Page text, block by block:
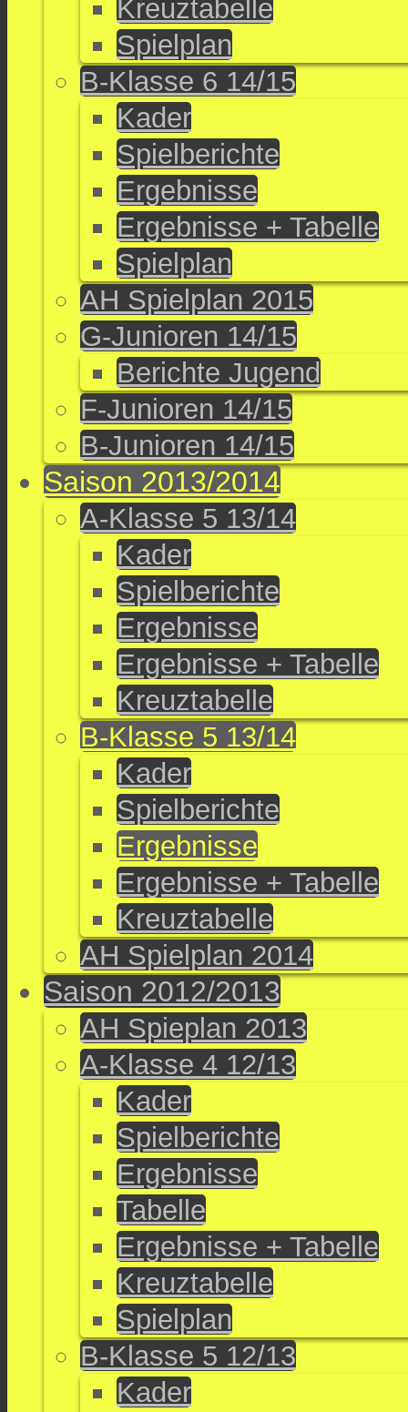
Kreuztabelle
Spielplan
B-Klasse 6 14/15
Kader
Spielberichte
Ergebnisse
Ergebnisse + Tabelle
Spielplan
AH Spielplan 2015
G-Junioren 14/15
Berichte Jugend
F-Junioren 14/15
B-Junioren 14/15
Saison 2013/2014
A-Klasse 5 13/14
Kader
Spielberichte
Ergebnisse
Ergebnisse + Tabelle
Kreuztabelle
B-Klasse 5 13/14
Kader
Spielberichte
Ergebnisse
Ergebnisse + Tabelle
Kreuztabelle
AH Spielplan 2014
Saison 2012/2013
AH Spieplan 2013
A-Klasse 4 12/13
Kader
Spielberichte
Ergebnisse
Tabelle
Ergebnisse + Tabelle
Kreuztabelle
Spielplan
B-Klasse 5 12/13
Kader